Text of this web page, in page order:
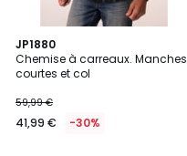
JP1880
Chemise à carreaux. Manches
courtes et col
59,99 €
41,99 € -30%
4
/
5